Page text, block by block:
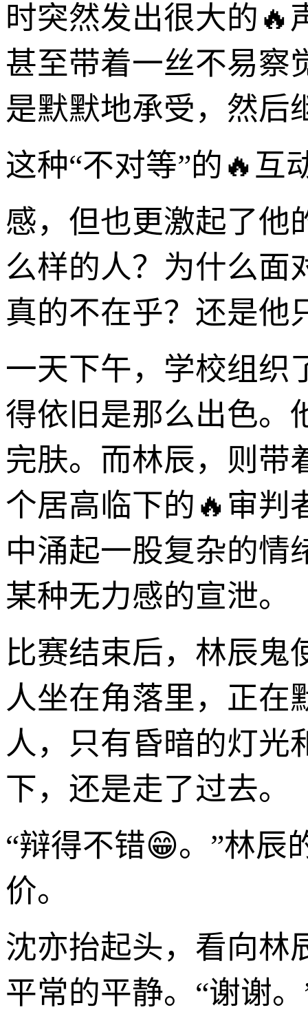
时突然发出很大的🔥
甚至带着一丝不易察
是默默地承受，然后
这种“不对等”的🔥互
感，但也更激起了他
么样的人？为什么面
真的不在乎？还是他
一天下午，学校组织
得依旧是那么出色。
完肤。而林辰，则带
个居高临下的🔥审判
中涌起一股复杂的情
某种无力感的宣泄。
比赛结束后，林辰鬼
人坐在角落里，正在
人，只有昏暗的灯光
下，还是走了过去。
“辩得不错😁。”林辰
价。
沈亦抬起头，看向林
平常的平静。“谢谢